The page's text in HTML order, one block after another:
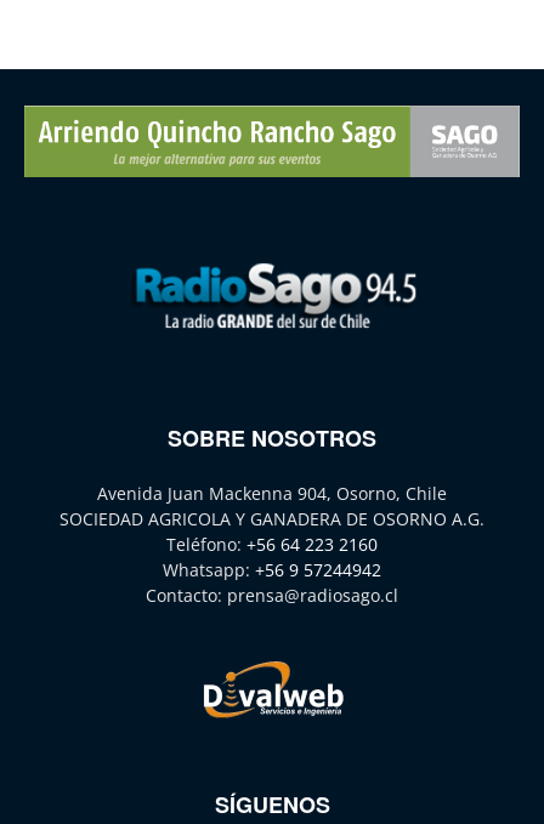
SOBRE NOSOTROS
Avenida Juan Mackenna 904, Osorno, Chile
SOCIEDAD AGRICOLA Y GANADERA DE OSORNO A.G.
Teléfono: +56 64 223 2160
Whatsapp: +56 9 57244942
Contacto: prensa@radiosago.cl
SÍGUENOS